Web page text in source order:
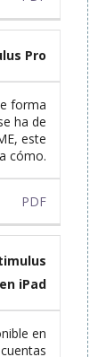
Pro
forma
ha de
este
cómo.
PDF
iPad
en